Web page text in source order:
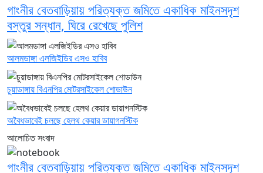
গাংনীর বেতবাড়িয়ায় পরিত্যক্ত জমিতে একাধিক মাইনসদৃশ
বস্তুর সন্ধান, ঘিরে রেখেছে পুলিশ
আলমডাঙ্গা এলজিইডির এসও হাবিব
চুয়াডাঙ্গায় বিএনপির মোটরসাইকেল শোডাউন
অবৈধভাবেই চলছে হেলথ কেয়ার ডায়াগনস্টিক
আলোচিত সংবাদ
গাংনীর বেতবাড়িয়ায় পরিত্যক্ত জমিতে একাধিক মাইনসদৃশ